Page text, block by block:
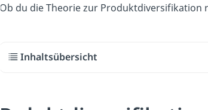
Ob du die Theorie zur Produktdiversifikation
Inhaltsübersicht